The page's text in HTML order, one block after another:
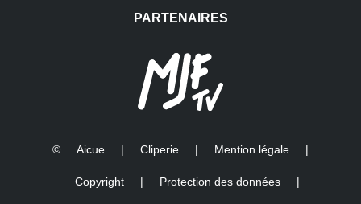
PARTENAIRES
© Aicue | Cliperie | Mention légale |
Copyright | Protection des données |